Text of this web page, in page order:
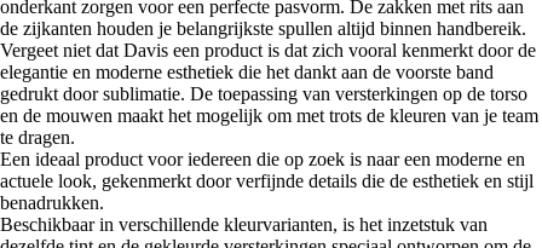
onderkant zorgen voor een perfecte pasvorm. De zakken met rits aan
de zijkanten houden je belangrijkste spullen altijd binnen handbereik.
Vergeet niet dat Davis een product is dat zich vooral kenmerkt door de
elegantie en moderne esthetiek die het dankt aan de voorste band
gedrukt door sublimatie. De toepassing van versterkingen op de torso
en de mouwen maakt het mogelijk om met trots de kleuren van je team
te dragen.
Een ideaal product voor iedereen die op zoek is naar een moderne en
actuele look, gekenmerkt door verfijnde details die de esthetiek en stijl
benadrukken.
Beschikbaar in verschillende kleurvarianten, is het inzetstuk van